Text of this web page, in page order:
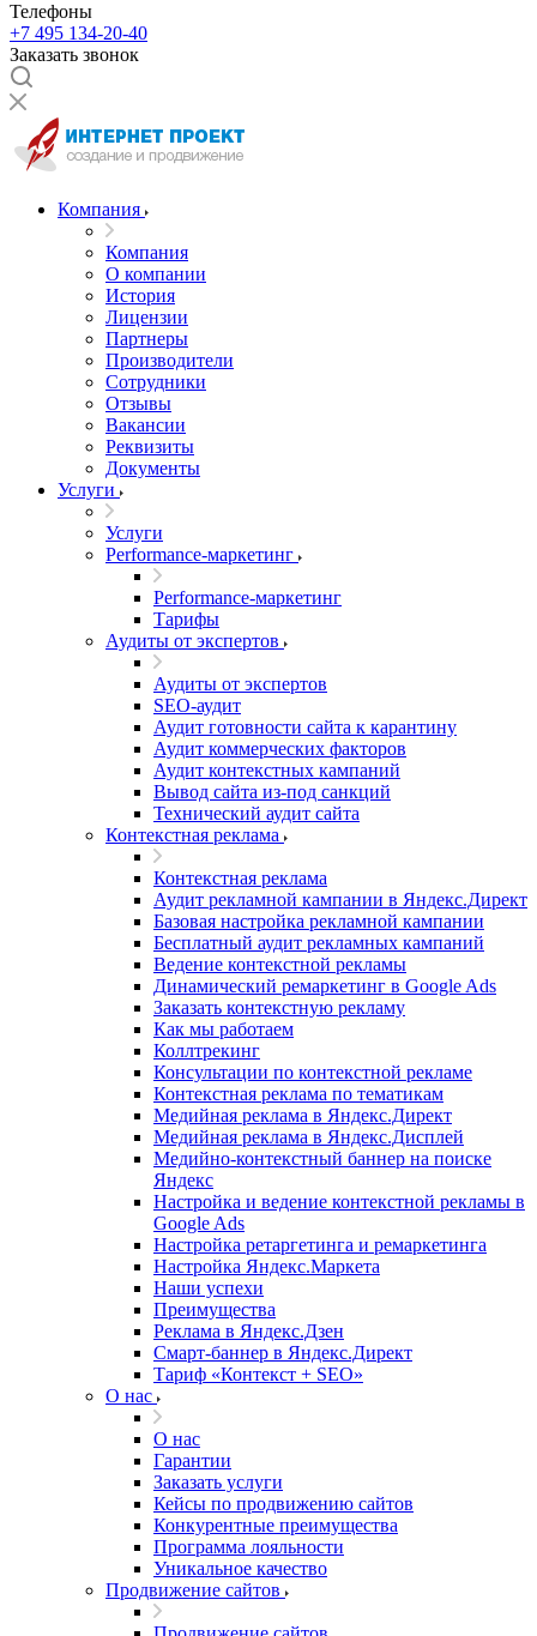
Телефоны
+7 495 134-20-40
Заказать звонок
Компания
Компания
О компании
История
Лицензии
Партнеры
Производители
Сотрудники
Отзывы
Вакансии
Реквизиты
Документы
Услуги
Услуги
Performance-маркетинг
Performance-маркетинг
Тарифы
Аудиты от экспертов
Аудиты от экспертов
SEO-аудит
Аудит готовности сайта к карантину
Аудит коммерческих факторов
Аудит контекстных кампаний
Вывод сайта из-под санкций
Технический аудит сайта
Контекстная реклама
Контекстная реклама
Аудит рекламной кампании в Яндекс.Директ
Базовая настройка рекламной кампании
Бесплатный аудит рекламных кампаний
Ведение контекстной рекламы
Динамический ремаркетинг в Google Ads
Заказать контекстную рекламу
Как мы работаем
Коллтрекинг
Консультации по контекстной рекламе
Контекстная реклама по тематикам
Медийная реклама в Яндекс.Директ
Медийная реклама в Яндекс.Дисплей
Медийно-контекстный баннер на поиске
Яндекс
Настройка и ведение контекстной рекламы в
Google Ads
Настройка ретаргетинга и ремаркетинга
Настройка Яндекс.Маркета
Наши успехи
Преимущества
Реклама в Яндекс.Дзен
Смарт-баннер в Яндекс.Директ
Тариф «Контекст + SEO»
О нас
О нас
Гарантии
Заказать услуги
Кейсы по продвижению сайтов
Конкурентные преимущества
Программа лояльности
Уникальное качество
Продвижение сайтов